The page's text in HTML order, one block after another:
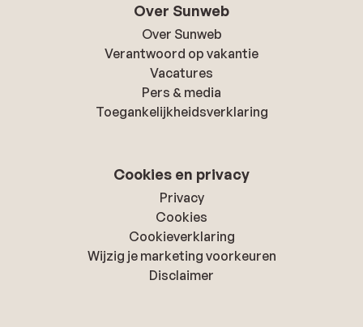
Over Sunweb
Over Sunweb
Verantwoord op vakantie
Vacatures
Pers & media
Toegankelijkheidsverklaring
Cookies en privacy
Privacy
Cookies
Cookieverklaring
Wijzig je marketing voorkeuren
Disclaimer